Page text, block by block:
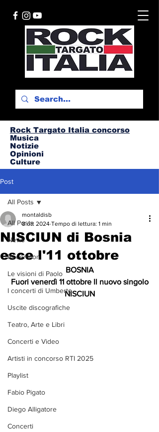
Rock Targato Italia concorso
Musica
Notizie
Opinioni
Culture
Post
All Posts
News
Recensioni
Le visioni di Paolo
I concerti di Umberto
Uscite discografiche
Teatro, Arte e Libri
Concerti e Video
Artisti in concorso RTI 2025
Playlist
Fabio Pigato
Diego Alligatore
Concerti
All Posts
NISCIUN di Bosnia
esce l'11 ottobre
montaldisb
8 ott 2024 Tempo di lettura: 1 min
BOSNIA
Fuori venerdì 11 ottobre Il nuovo singolo
NISCIUN